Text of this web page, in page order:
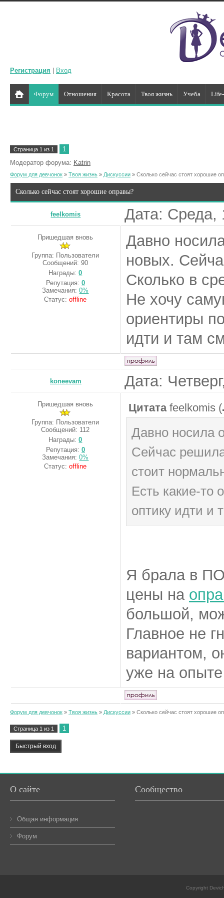
Регистрация Вход
Форум Отношения Красота Твоя жизнь Учеба
Страница 1 из 1
1
Модератор форума: Katrin
Форум для девчонок » Твоя жизнь » Дискуссии » Сколько сейчас стоят хорошие
Сколько сейчас стоят хорошие оправы?
feelkomis Дата:
Пришедшая вновь
Группа: Пользователи
Сообщений:90
Награды:0
Репутация: 0
Замечания:0%
Статус:offline
Давно
новых.
Сколько в
Не хочу
ориентиры
идти и там
koneevam Дата:
Пришедшая вновь
Группа: Пользователи
Сообщений: 112
Награды:0
Репутация: 0
Замечания:0%
Статус:offline
Цитата feelkomis (
Давно носила
Сейчас
стоит
Есть какие-то
оптику идти и
Я брала в
цены на
большой,
Главное не
вариантом,
уже на
Форум для девчонок » Твоя жизнь » Дискуссии » Сколько сейчас стоят хорошие
Страница 1 из 1 1
О сайте
Общая информация
Форум
Сообщество
Copyright